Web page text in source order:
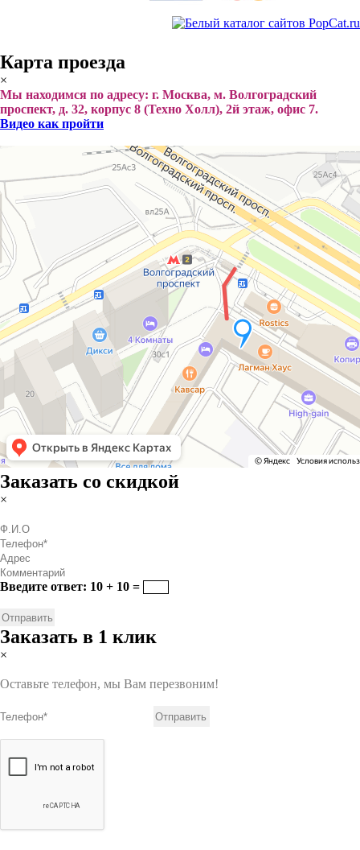
Карта проезда
×
Мы находимся по адресу: г. Москва, м. Волгоградский
проспект, д. 32, корпус 8 (Техно Холл), 2й этаж, офис 7.
Видео как пройти
Заказать со скидкой
×
Введите ответ: 10 + 10 =
Заказать в 1 клик
×
Оставьте телефон, мы Вам перезвоним!